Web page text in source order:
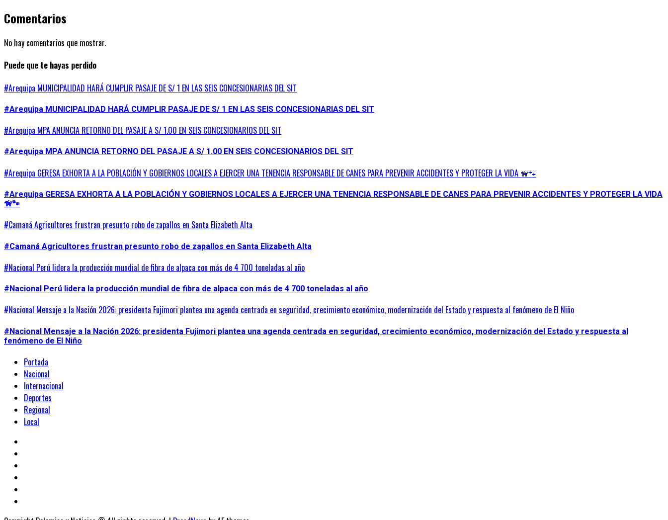
Comentarios
No hay comentarios que mostrar.
Puede que te hayas perdido
#Arequipa MUNICIPALIDAD HARÁ CUMPLIR PASAJE DE S/ 1 EN LAS SEIS CONCESIONARIAS DEL SIT
#Arequipa MUNICIPALIDAD HARÁ CUMPLIR PASAJE DE S/ 1 EN LAS SEIS CONCESIONARIAS DEL SIT
#Arequipa MPA ANUNCIA RETORNO DEL PASAJE A S/ 1.00 EN SEIS CONCESIONARIOS DEL SIT
#Arequipa MPA ANUNCIA RETORNO DEL PASAJE A S/ 1.00 EN SEIS CONCESIONARIOS DEL SIT
#Arequipa GERESA EXHORTA A LA POBLACIÓN Y GOBIERNOS LOCALES A EJERCER UNA TENENCIA RESPONSABLE DE CANES PARA PREVENIR ACCIDENTES Y PROTEGER LA VIDA 🦮🐾
#Arequipa GERESA EXHORTA A LA POBLACIÓN Y GOBIERNOS LOCALES A EJERCER UNA TENENCIA RESPONSABLE DE CANES PARA PREVENIR ACCIDENTES Y PROTEGER LA VIDA
🦮🐾
#Camaná Agricultores frustran presunto robo de zapallos en Santa Elizabeth Alta
#Camaná Agricultores frustran presunto robo de zapallos en Santa Elizabeth Alta
#Nacional Perú lidera la producción mundial de fibra de alpaca con más de 4 700 toneladas al año
#Nacional Perú lidera la producción mundial de fibra de alpaca con más de 4 700 toneladas al año
#Nacional Mensaje a la Nación 2026: presidenta Fujimori plantea una agenda centrada en seguridad, crecimiento económico, modernización del Estado y respuesta al fenómeno de El Niño
#Nacional Mensaje a la Nación 2026: presidenta Fujimori plantea una agenda centrada en seguridad, crecimiento económico, modernización del Estado y respuesta al
fenómeno de El Niño
Portada
Nacional
Internacional
Deportes
Regional
Local